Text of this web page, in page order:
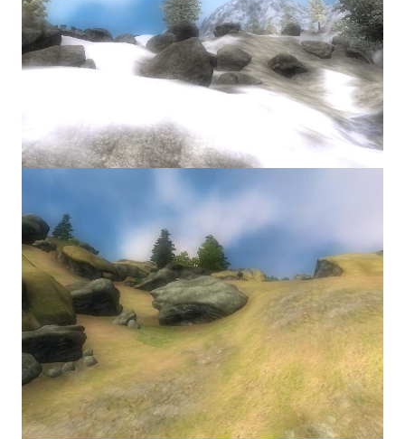
Star Trek Voyager Elite Force Remaster Fan Edition
Sacred Gold Remaster Fan Edition
Aliens versus Predator 1 Remaster Fan Edition
Aliens versus Predator 2 Remaster Fan Edition
Age of Pirates: Caribbean Tales Remaster Fan Edition
Sea Dogs - City of Abandoned Ships Remaster Fan Edition
Sea Dogs Remaster Fan Edition
NEKOPARA
Nekopara Vol2 (Rus Version)
Nekopara Vol3 (Rus Version)